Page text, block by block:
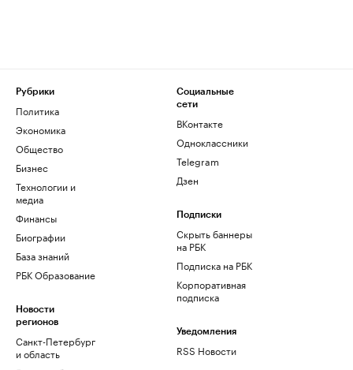
Рубрики
Политика
Экономика
Общество
Бизнес
Технологии и
медиа
Финансы
Биографии
База знаний
РБК Образование
Новости
регионов
Санкт-Петербург
и область
Социальные
сети
ВКонтакте
Одноклассники
Telegram
Дзен
Подписки
Скрыть баннеры
на РБК
Подписка на РБК
Корпоративная
подписка
Уведомления
RSS Новости